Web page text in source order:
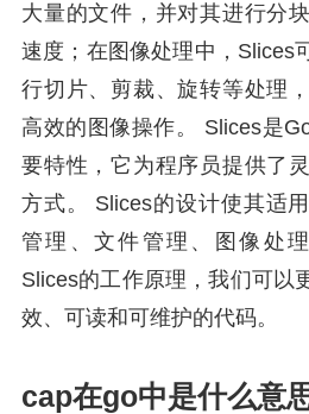
大量的文件，并对其进行分
速度；在图像处理中，Slices
行切片、剪裁、旋转等处理
高效的图像操作。 Slices是
要特性，它为程序员提供了
方式。 Slices的设计使其适
管理、文件管理、图像处
Slices的工作原理，我们可以
效、可读和可维护的代码。
cap在go中是什么意